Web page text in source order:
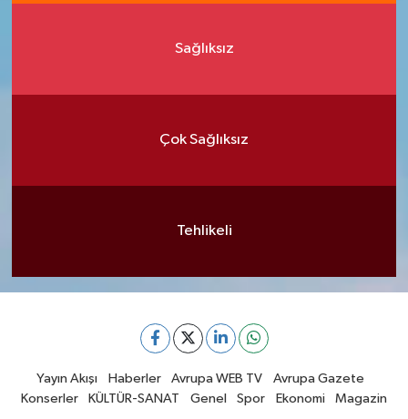
Sağlıksız
Çok Sağlıksız
Tehlikeli
Yayın Akışı Haberler Avrupa WEB TV
Avrupa Gazete
Konserler
KÜLTÜR-SANAT Genel Spor Ekonomi Magazin